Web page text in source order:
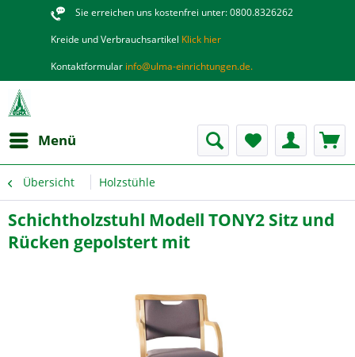
Sie erreichen uns kostenfrei unter: 0800.8326262
Kreide und Verbrauchsartikel Klick hier
Kontaktformular info@ulma-einrichtungen.de.
Menü
Übersicht Holzstühle
Schichtholzstuhl Modell TONY2 Sitz und
Rücken gepolstert mit